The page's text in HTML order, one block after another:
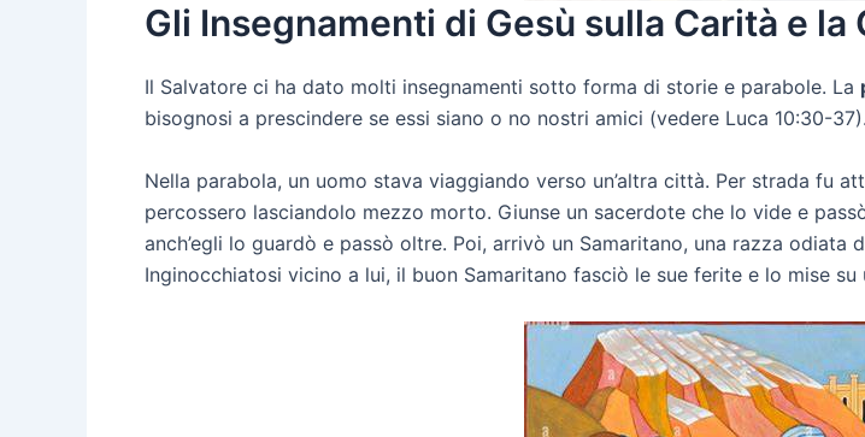
Gli Insegnamenti di Gesù sulla Carità e la
Il Salvatore ci ha dato molti insegnamenti sotto forma di storie e parabole. La
bisognosi a prescindere se essi siano o no nostri amici (vedere Luca 10:30-37).
Nella parabola, un uomo stava viaggiando verso un’altra città. Per strada fu
percossero lasciandolo mezzo morto. Giunse un sacerdote che lo vide e
anch’egli lo guardò e passò oltre. Poi, arrivò un Samaritano, una razza odiata
Inginocchiatosi vicino a lui, il buon Samaritano fasciò le sue ferite e lo mise